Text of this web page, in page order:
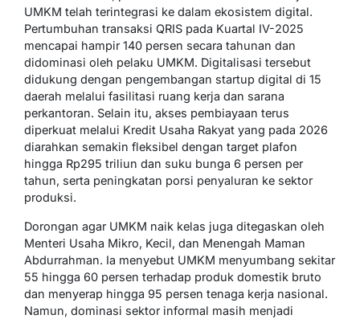
UMKM telah terintegrasi ke dalam ekosistem digital.
Pertumbuhan transaksi QRIS pada Kuartal IV-2025
mencapai hampir 140 persen secara tahunan dan
didominasi oleh pelaku UMKM. Digitalisasi tersebut
didukung dengan pengembangan startup digital di 15
daerah melalui fasilitasi ruang kerja dan sarana
perkantoran. Selain itu, akses pembiayaan terus
diperkuat melalui Kredit Usaha Rakyat yang pada 2026
diarahkan semakin fleksibel dengan target plafon
hingga Rp295 triliun dan suku bunga 6 persen per
tahun, serta peningkatan porsi penyaluran ke sektor
produksi.
Dorongan agar UMKM naik kelas juga ditegaskan oleh
Menteri Usaha Mikro, Kecil, dan Menengah Maman
Abdurrahman. Ia menyebut UMKM menyumbang sekitar
55 hingga 60 persen terhadap produk domestik bruto
dan menyerap hingga 95 persen tenaga kerja nasional.
Namun, dominasi sektor informal masih menjadi